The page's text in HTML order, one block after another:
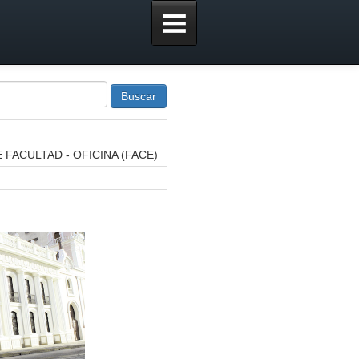
Buscar
FACULTAD - OFICINA (FACE)